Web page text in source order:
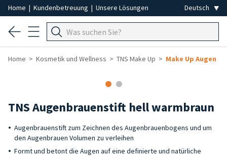
Home | Kundenbetreuung | Unsere Lösungen
Home Kosmetik und Wellness TNS Make Up Make Up Augen
TNS Augenbrauenstift hell warmbraun
Augenbrauenstift zum Zeichnen des Augenbrauenbogens und um
den Augenbrauen Volumen zu verleihen
Formt und betont die Augen auf eine definierte und natürliche